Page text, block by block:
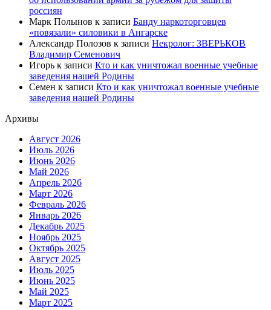
россиян
Марк Полынов к записи Банду наркоторговцев
«повязали» силовики в Ангарске
Александр Полозов к записи Некролог: ЗВЕРЬКОВ
Владимир Семенович
Игорь к записи Кто и как уничтожал военные учебные
заведения нашей Родины
Семен к записи Кто и как уничтожал военные учебные
заведения нашей Родины
Архивы
Август 2026
Июль 2026
Июнь 2026
Май 2026
Апрель 2026
Март 2026
Февраль 2026
Январь 2026
Декабрь 2025
Ноябрь 2025
Октябрь 2025
Август 2025
Июль 2025
Июнь 2025
Май 2025
Март 2025